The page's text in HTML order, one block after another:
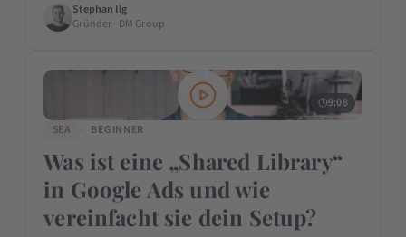
Stephan Ilg
Gründer · DM Group
9:08
SEA
BEGINNER
Was ist eine „Shared Library“
in Google Ads und wie
vereinfacht sie dein Setup?